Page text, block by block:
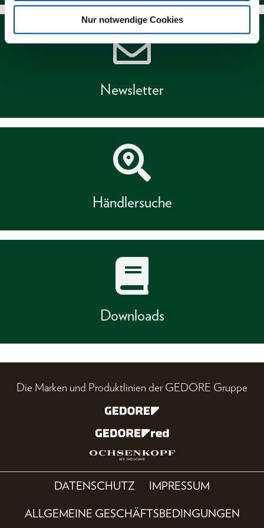
Nur notwendige Cookies
Newsletter
Händlersuche
Downloads
Die Marken und Produktlinien der GEDORE Gruppe
DATENSCHUTZ IMPRESSUM
ALLGEMEINE GESCHÄFTSBEDINGUNGEN